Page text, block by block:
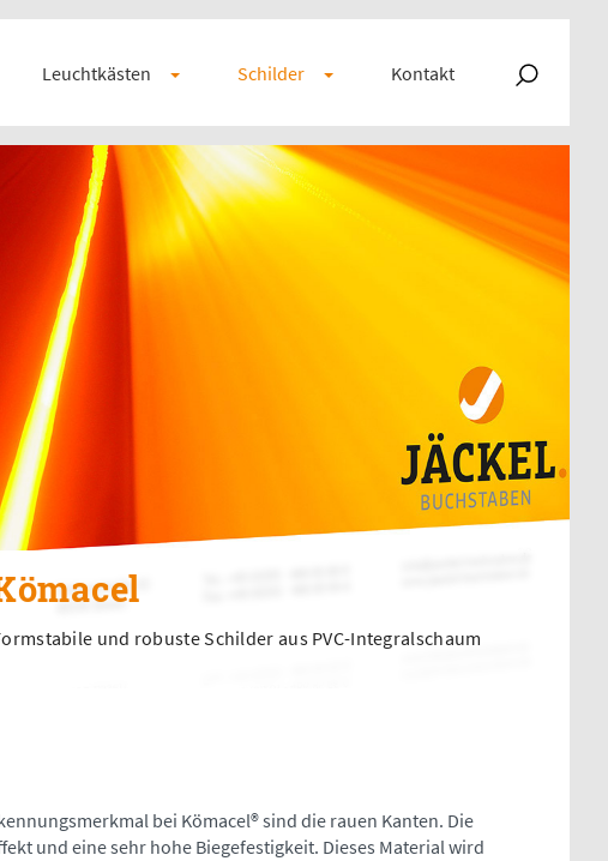
Leuchtkästen Schilder Kontakt
und robuste Schilder aus PVC-Integralschaum
bei Kömacel® sind die rauen Kanten. Die
und eine sehr hohe Biegefestigkeit. Dieses Material wird